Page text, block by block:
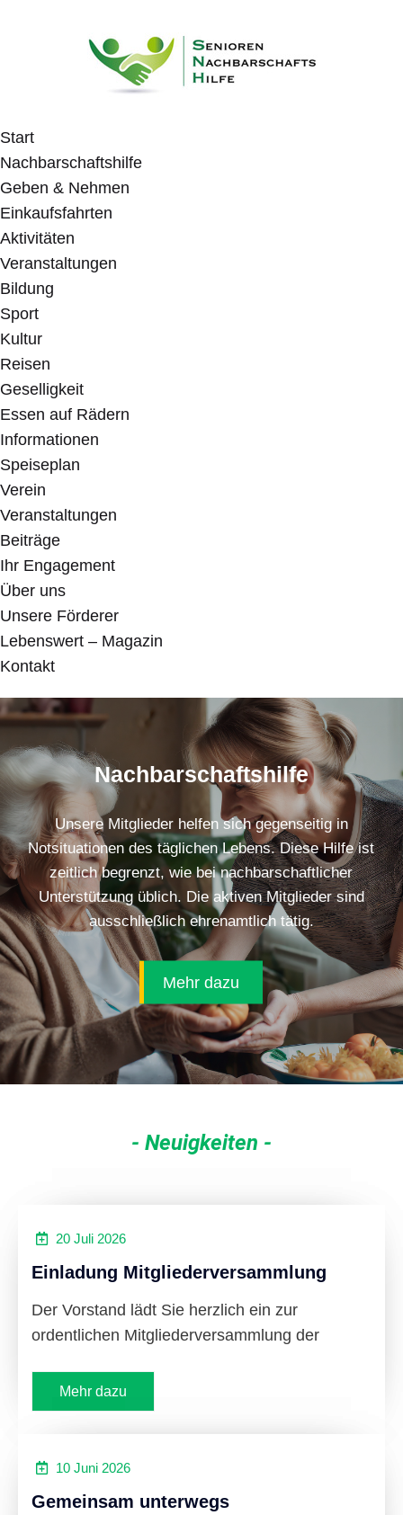
Start
Nachbarschaftshilfe
Geben & Nehmen
Einkaufsfahrten
Aktivitäten
Veranstaltungen
Bildung
Sport
Kultur
Reisen
Geselligkeit
Essen auf Rädern
Informationen
Speiseplan
Verein
Veranstaltungen
Beiträge
Ihr Engagement
Über uns
Unsere Förderer
Lebenswert – Magazin
Kontakt
Nachbarschaftshilfe
Unsere Mitglieder helfen sich gegenseitig in
Notsituationen des täglichen Lebens. Diese Hilfe ist
zeitlich begrenzt, wie bei nachbarschaftlicher
Unterstützung üblich. Die aktiven Mitglieder sind
ausschließlich ehrenamtlich tätig.
Mehr dazu
- Neuigkeiten -
20 Juli 2026
Einladung Mitgliederversammlung
Der Vorstand lädt Sie herzlich ein zur
ordentlichen Mitgliederversammlung der
Mehr dazu
10 Juni 2026
Gemeinsam unterwegs